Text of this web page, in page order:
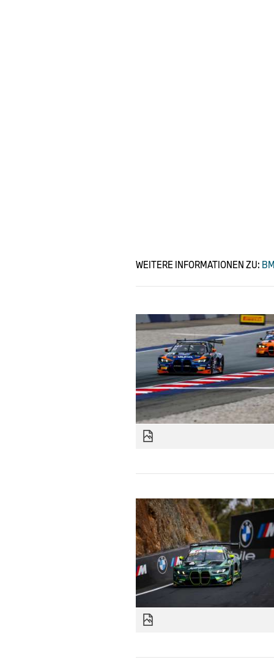
WEITERE INFORMATIONEN ZU: